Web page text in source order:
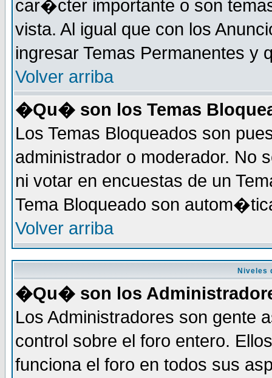
car�cter importante o son
vista. Al igual que con los
ingresar Temas Permanentes y
Volver arriba
�Qu� son los Temas
Los Temas Bloqueados son
administrador o moderador. No
ni votar en encuestas de un
Tema Bloqueado son
Volver arriba
Niveles
�Qu� son los
Los Administradores son gente
control sobre el foro entero.
funciona el foro en todos sus